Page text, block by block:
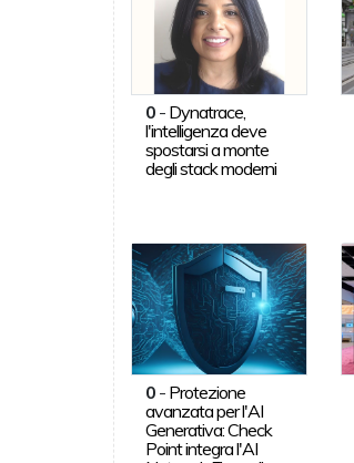
0- Dynatrace,
l'intelligenza deve
spostarsi a monte
degli stack moderni
0- Protezione
avanzata per l'AI
Generativa: Check
Point integra l'AI